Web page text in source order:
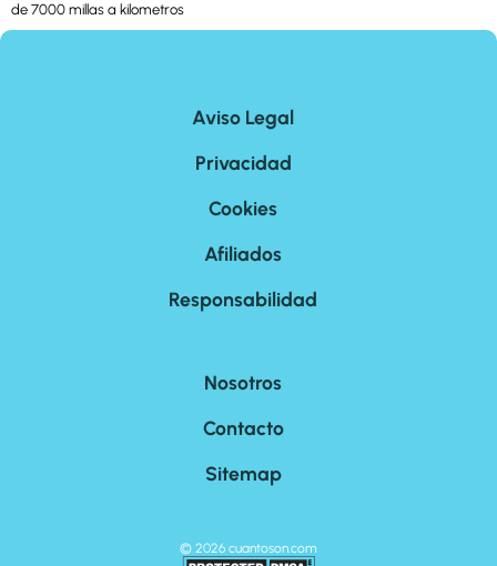
de 7000 millas a kilometros
Aviso Legal
Privacidad
Cookies
Afiliados
Responsabilidad
Nosotros
Contacto
Sitemap
© 2026 cuantoson.com